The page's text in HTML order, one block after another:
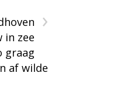
›
in zee
graag
af wilde